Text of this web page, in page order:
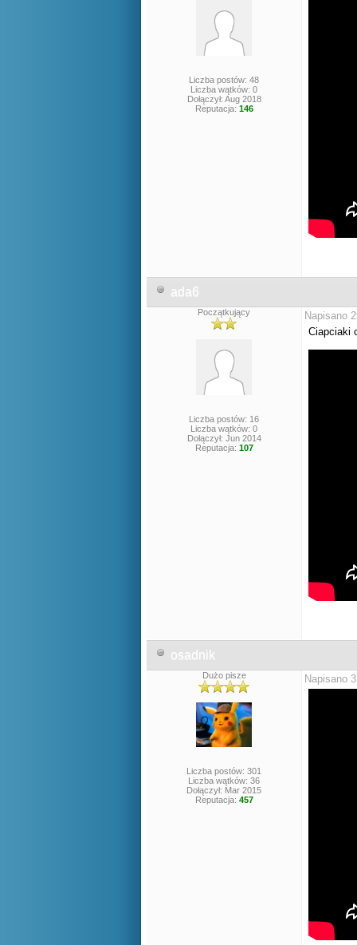
Liczba postów: 48
Liczba wątków: 0
Dołączył: Aug 2018
Reputacja: 146
ada6
Początkujący
Liczba postów: 16
Liczba wątków: 0
Dołączył: Jun 2014
Reputacja: 107
Napisano
Ciapciaki
osadnik
Dużo pisze
Liczba postów: 301
Liczba wątków: 36
Dołączył: Mar 2015
Reputacja: 457
Napisano